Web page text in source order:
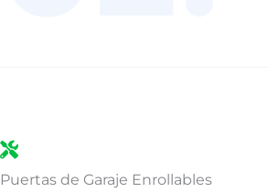
Puertas de Garaje Enrollables